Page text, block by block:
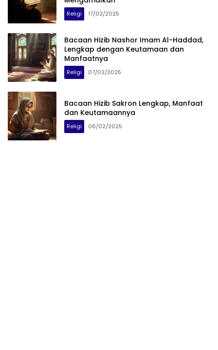
Religi 17/02/2025
Bacaan Hizib Nashor Imam Al-Haddad,
Lengkap dengan Keutamaan dan
Manfaatnya
Religi 07/02/2025
Bacaan Hizib Sakron Lengkap, Manfaat
dan Keutamaannya
Religi 06/02/2025